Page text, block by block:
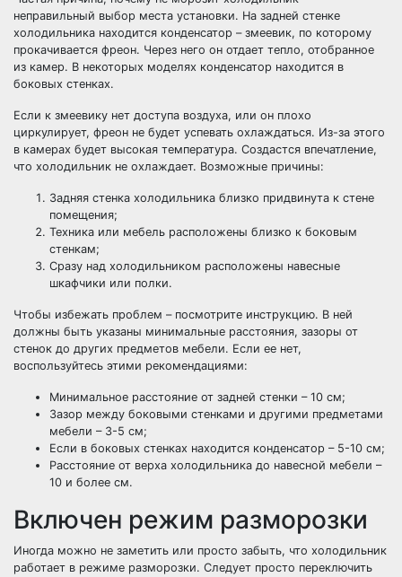
неправильный выбор места установки. На задней стенке
холодильника находится конденсатор – змеевик, по которому
прокачивается фреон. Через него он отдает тепло, отобранное
из камер. В некоторых моделях конденсатор находится в
боковых стенках.
Если к змеевику нет доступа воздуха, или он плохо
циркулирует, фреон не будет успевать охлаждаться. Из-за этого
в камерах будет высокая температура. Создастся впечатление,
что холодильник не охлаждает. Возможные причины:
Задняя стенка холодильника близко придвинута к стене
помещения;
Техника или мебель расположены близко к боковым
стенкам;
Сразу над холодильником расположены навесные
шкафчики или полки.
Чтобы избежать проблем – посмотрите инструкцию. В ней
должны быть указаны минимальные расстояния, зазоры от
стенок до других предметов мебели. Если ее нет,
воспользуйтесь этими рекомендациями:
Минимальное расстояние от задней стенки – 10 см;
Зазор между боковыми стенками и другими предметами
мебели – 3-5 см;
Если в боковых стенках находится конденсатор – 5-10 см;
Расстояние от верха холодильника до навесной мебели –
10 и более см.
Включен режим разморозки
Иногда можно не заметить или просто забыть, что холодильник
работает в режиме разморозки. Следует просто переключить